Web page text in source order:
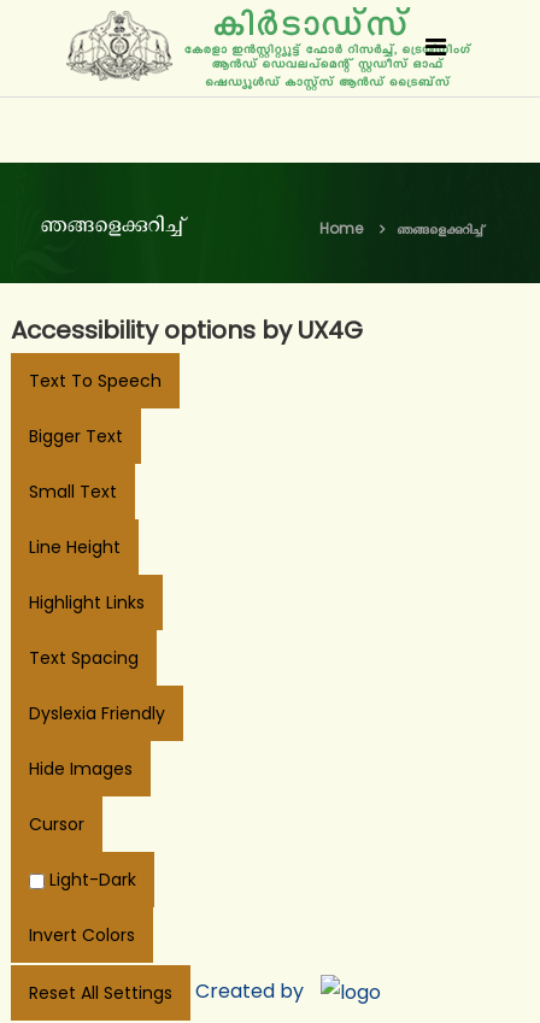
t
k
i
a
d
s
ഞങ്ങളെക്കുറിച്ച് Home ഞങ്ങളെക്കുറിച്ച്
Accessibility options by UX4G
Text To Speech
Bigger Text
Small Text
Line Height
Highlight Links
Text Spacing
Dyslexia Friendly
Hide Images
Cursor
Light-Dark
Invert Colors
Reset All Settings Created by